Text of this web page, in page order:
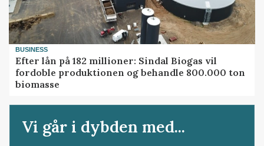
BUSINESS
Efter lån på 182 millioner: Sindal Biogas vil
fordoble produktionen og behandle 800.000 ton
biomasse
Vi går i dybden med...